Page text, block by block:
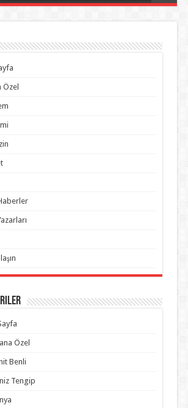
Özel
Özel
Benli
Tengip